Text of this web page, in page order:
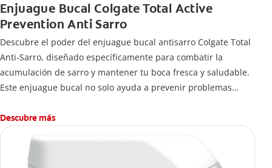
Enjuague Bucal Colgate Total Active
Prevention Anti Sarro
Descubre el poder del enjuague bucal antisarro Colgate Total
Anti-Sarro, diseñado específicamente para combatir la
acumulación de sarro y mantener tu boca fresca y saludable.
Este enjuague bucal no solo ayuda a prevenir problemas
Descubre más